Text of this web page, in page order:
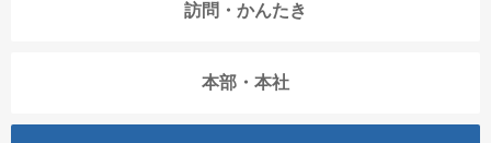
訪問・かんたき
本部・本社